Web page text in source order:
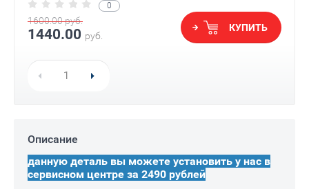
0
1600.00руб.
1440.00 руб.
КУПИТЬ
Описание
данную деталь вы можете установить у нас в
сервисном центре за 2490 рублей